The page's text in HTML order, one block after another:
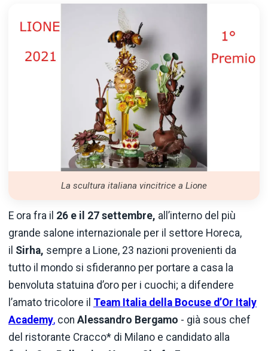
La scultura italiana vincitrice a Lione
E ora fra il 26 e il 27 settembre, all’interno del più
grande salone internazionale per il settore Horeca,
il Sirha, sempre a Lione, 23 nazioni provenienti da
tutto il mondo si sfideranno per portare a casa la
benvoluta statuina d’oro per i cuochi; a difendere
l’amato tricolore il Team Italia della Bocuse d’Or Italy
Academy, con Alessandro Bergamo - già sous chef
del ristorante Cracco* di Milano e candidato alla